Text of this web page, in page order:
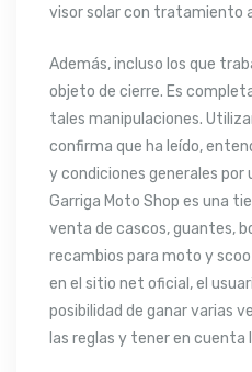
visor solar con tratamiento
Además, incluso los que
objeto de cierre. Es
tales manipulaciones.
confirma que ha leído,
y condiciones generales por
Garriga Moto Shop es una
venta de cascos, guantes,
recambios para moto y
en el sitio net oficial, el
posibilidad de ganar varias
las reglas y tener en cuenta